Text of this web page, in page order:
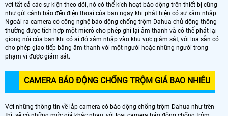
với tất cả các sự kiện theo dõi, nó có thể kích hoạt báo động trên thiết bị cũng
như gửi cảnh báo đến điện thoại của bạn ngay khi phát hiện có sự xâm nhập.
Ngoài ra camera có công nghệ báo động chống trộm Dahua chủ động thông
thường được tích hợp một micrô cho phép ghi lại âm thanh và có thể phát lại
giọng nói của bạn khi có ai đó xâm nhập vào khu vực giám sát, với loa sẵn có
cho phép giao tiếp bằng âm thanh với một người hoặc những người trong
phạm vi được giám sát.
CAMERA BÁO ĐỘNG CHỐNG TRỘM GIÁ BAO NHIÊU
Với những thông tin về lắp camera có báo động chống trộm Dahua như trên